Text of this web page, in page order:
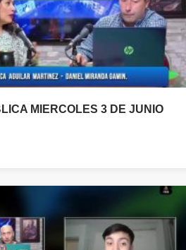
MIERCOLES 3 DE JUNIO